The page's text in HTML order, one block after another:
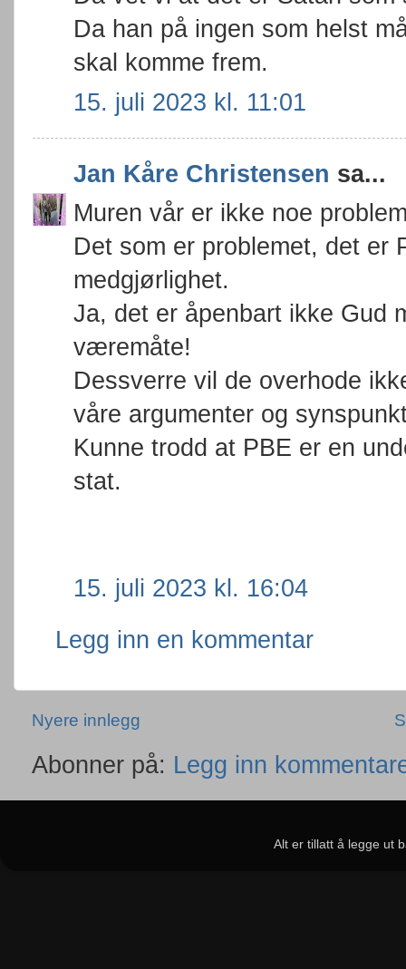
Da han på ingen som helst
skal komme frem.
15. juli 2023 kl. 11:01
Jan Kåre Christensen sa...
Muren vår er ikke noe
Det som er problemet, det er
medgjørlighet.
Ja, det er åpenbart ikke Gud
væremåte!
Dessverre vil de overhode
våre argumenter og
Kunne trodd at PBE er en
stat.
15. juli 2023 kl. 16:04
Legg inn en kommentar
Nyere innlegg
Abonner på: Legg inn
Alt er tillatt å legge ut